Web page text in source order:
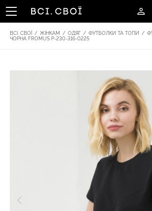
ВСІ. СВОЇ / ЖІНКАМ / ОДЯГ / ФУТБОЛКИ ТА ТОПИ /
ЧОРНА FROMUS P-230-316-0225